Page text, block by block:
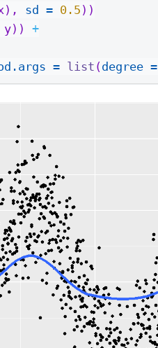
sd = 0.5 ))
y)) +
= list (degree =